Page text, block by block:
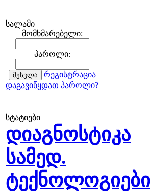
სალამი
მომხმარებელი:
პაროლი:
რეგისტრაცია
დაგავიწყდათ პაროლი?
სტატიები
დიაგნოსტიკა
სამედ.
ტექნოლოგიები